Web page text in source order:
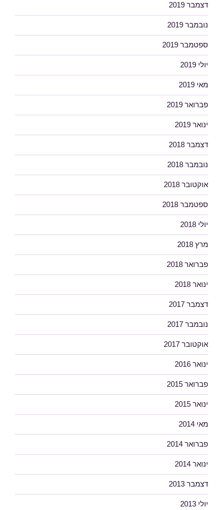
דצמבר 2019
נובמבר 2019
ספטמבר 2019
יולי 2019
מאי 2019
פברואר 2019
ינואר 2019
דצמבר 2018
נובמבר 2018
אוקטובר 2018
ספטמבר 2018
יולי 2018
מרץ 2018
פברואר 2018
ינואר 2018
דצמבר 2017
נובמבר 2017
אוקטובר 2017
ינואר 2016
פברואר 2015
ינואר 2015
מאי 2014
פברואר 2014
ינואר 2014
דצמבר 2013
יולי 2013